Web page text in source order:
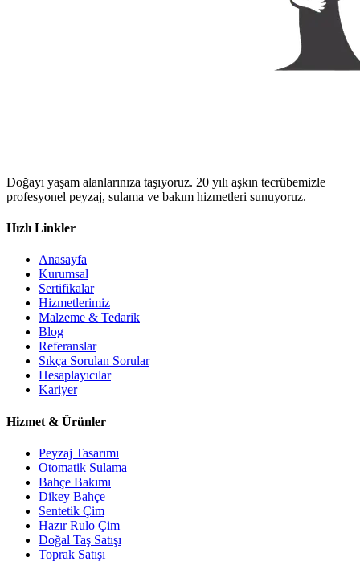
Doğayı yaşam alanlarınıza taşıyoruz. 20 yılı aşkın tecrübemizle
profesyonel peyzaj, sulama ve bakım hizmetleri sunuyoruz.
Hızlı Linkler
Anasayfa
Kurumsal
Sertifikalar
Hizmetlerimiz
Malzeme & Tedarik
Blog
Referanslar
Sıkça Sorulan Sorular
Hesaplayıcılar
Kariyer
Hizmet & Ürünler
Peyzaj Tasarımı
Otomatik Sulama
Bahçe Bakımı
Dikey Bahçe
Sentetik Çim
Hazır Rulo Çim
Doğal Taş Satışı
Toprak Satışı